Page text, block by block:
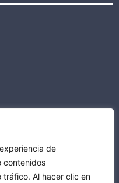
de
contenidos
tráfico. Al hacer clic en